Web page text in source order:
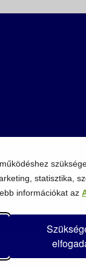
statisztika,
információkat az